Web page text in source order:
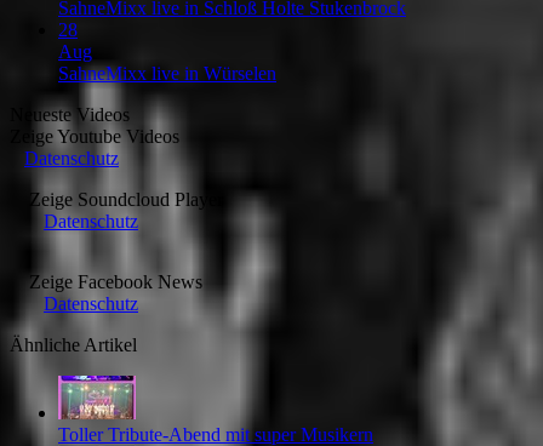
SahneMixx live in Schloß Holte Stukenbrock
28
Aug
SahneMixx live in Würselen
Neueste Videos
ZeigeYoutube Videos
Datenschutz
Zeige Soundcloud Player
Datenschutz
Zeige Facebook News
Datenschutz
Ähnliche Artikel
Toller Tribute-Abend mit super Musikern